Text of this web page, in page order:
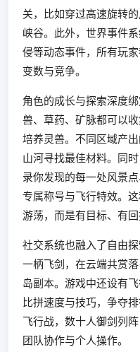
关，比如穿过高速旋转
峡谷。此外，世界事件
侵等动态事件，所有玩
变数与竞争。
角色的成长与探索深度
兽、草药、矿脉都可以
培养灵兽。不同区域产
山河寻找最佳材料。同
录你发现的每一处风景
专属称号与飞行特效。
游荡，而是有目标、有回
社交系统也融入了自由
一柄飞剑，在云端共赏
岛副本。游戏中还设有
比拼速度与技巧，争夺
飞行战，数十人御剑列
团队协作与个人操作。